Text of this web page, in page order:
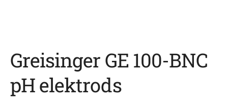
Greisinger GE 100-BNC
pH elektrods